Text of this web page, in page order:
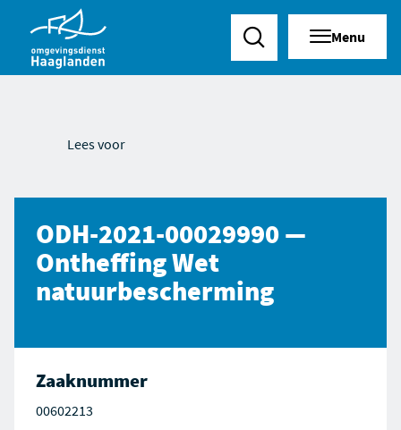
Zoeken Menu
Lees voor
ODH-2021-00029990 —
Ontheffing Wet
natuurbescherming
Zaaknummer
00602213